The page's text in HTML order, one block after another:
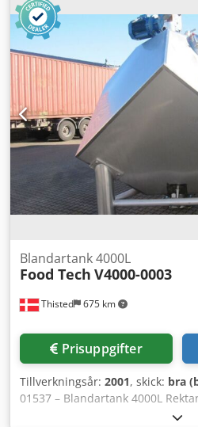
Behållare i rostfritt stål: 2 st,
totalvolym: 10 m³. Utrustning:
doseringspump, omrörare,
Anläggningen har använts
nästan nyskick. Dokumentation
plats är möjlig. Dcsdpszl U H Hjfx
Thisted 675 km
Blandartank 4000L
Food Tech V4000-0003
Prisuppgifter
Tillverkningsår: 2001, skick: bra
01537 – Blandartank 4000L
isolering och anslutning för